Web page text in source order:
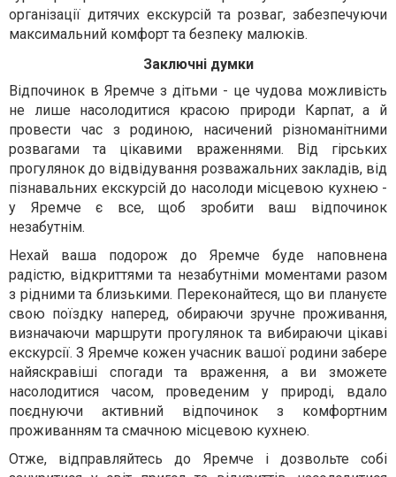
організації дитячих екскурсій та розваг, забезпечуючи
максимальний комфорт та безпеку малюків.
Заключні думки
Відпочинок в Яремче з дітьми - це чудова можливість
не лише насолодитися красою природи Карпат, а й
провести час з родиною, насичений різноманітними
розвагами та цікавими враженнями. Від гірських
прогулянок до відвідування розважальних закладів, від
пізнавальних екскурсій до насолоди місцевою кухнею -
у Яремче є все, щоб зробити ваш відпочинок
незабутнім.
Нехай ваша подорож до Яремче буде наповнена
радістю, відкриттями та незабутніми моментами разом
з рідними та близькими. Переконайтеся, що ви плануєте
свою поїздку наперед, обираючи зручне проживання,
визначаючи маршрути прогулянок та вибираючи цікаві
екскурсії. З Яремче кожен учасник вашої родини забере
найяскравіші спогади та враження, а ви зможете
насолодитися часом, проведеним у природі, вдало
поєднуючи активний відпочинок з комфортним
проживанням та смачною місцевою кухнею.
Отже, відправляйтесь до Яремче і дозвольте собі